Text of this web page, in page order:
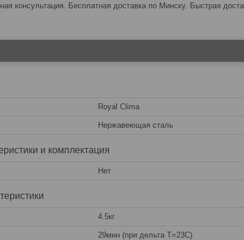
консультация. Бесплатная доставка по Минску. Быстрая
Royal Clima
Нержавеющая сталь
и комплектация
Нет
4.5кг
29мин (при дельта T=23C)